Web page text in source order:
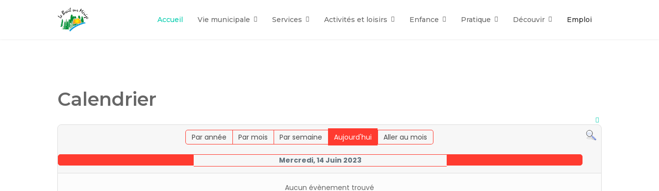
Accueil Vie municipale Services Activités et loisirs Enfance Pratique Découvir Emploi
Calendrier
Par année Par mois Par semaine Aujourd'hui Aller au mois
Mercredi, 14 Juin 2023
Aucun évènement trouvé